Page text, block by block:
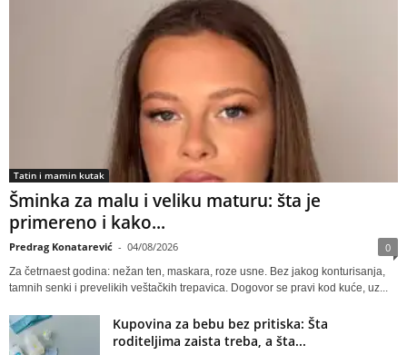
Tatin i mamin kutak
Šminka za malu i veliku maturu: šta je
primereno i kako...
Predrag Konatarević - 04/08/2026 0
Za četrnaest godina: nežan ten, maskara, roze usne. Bez jakog konturisanja,
tamnih senki i prevelikih veštačkih trepavica. Dogovor se pravi kod kuće, uz...
Kupovina za bebu bez pritiska: Šta
roditeljima zaista treba, a šta...